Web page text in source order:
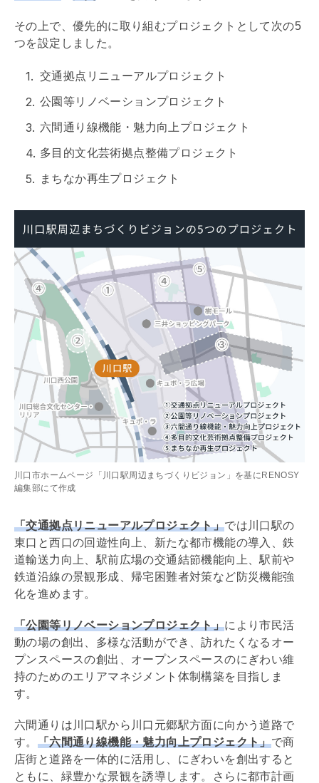
その上で、優先的に取り組むプロジェクトとして次の5
つを設定しました。
交通拠点リニューアルプロジェクト
公園等リノベーションプロジェクト
六間通り線機能・魅力向上プロジェクト
多目的文化芸術拠点整備プロジェクト
まちなか再生プロジェクト
川口市ホームページ「川口駅周辺まちづくりビジョン」を基にRENOSY
編集部にて作成
「交通拠点リニューアルプロジェクト」では川口駅の
東口と西口の回遊性向上、新たな都市機能の導入、鉄
道輸送力向上、駅前広場の交通結節機能向上、駅前や
鉄道沿線の景観形成、帰宅困難者対策など防災機能強
化を進めます。
「公園等リノベーションプロジェクト」により市民活
動の場の創出、多様な活動ができ、訪れたくなるオー
プンスペースの創出、オープンスペースのにぎわい維
持のためのエリアマネジメント体制構築を目指しま
す。
六間通りは川口駅から川口元郷駅方面に向かう道路で
す。 「六間通り線機能・魅力向上プロジェクト」で商
店街と道路を一体的に活用し、にぎわいを創出すると
ともに、緑豊かな景観を誘導します。さらに都市計画